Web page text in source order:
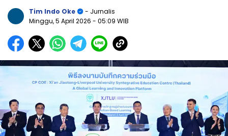
Tim Indo Oke
- Jurnalis
Minggu, 5 April 2026 - 05:09 WIB